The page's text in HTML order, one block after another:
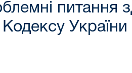
питання
України